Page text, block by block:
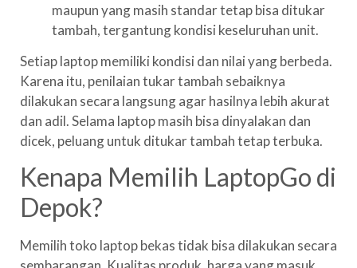
maupun yang masih standar tetap bisa ditukar
tambah, tergantung kondisi keseluruhan unit.
Setiap laptop memiliki kondisi dan nilai yang berbeda.
Karena itu, penilaian tukar tambah sebaiknya
dilakukan secara langsung agar hasilnya lebih akurat
dan adil. Selama laptop masih bisa dinyalakan dan
dicek, peluang untuk ditukar tambah tetap terbuka.
Kenapa Memilih LaptopGo di
Depok?
Memilih toko laptop bekas tidak bisa dilakukan secara